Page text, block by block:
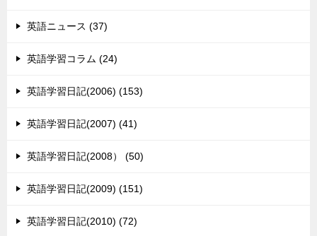
英語ニュース (37)
英語学習コラム (24)
英語学習日記(2006) (153)
英語学習日記(2007) (41)
英語学習日記(2008） (50)
英語学習日記(2009) (151)
英語学習日記(2010) (72)